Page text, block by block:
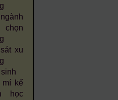
xu
mí kế
học